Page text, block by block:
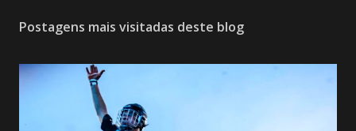
Postagens mais visitadas deste blog